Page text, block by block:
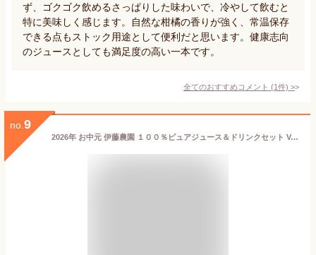
ず、ゴクゴク飲めるさっぱりした味わいで、冷やして飲むと
特に美味しく感じます。自然な柑橘の香りが強く、常温保存
できる点もストック用途として便利だと思います。健康志向
のジュースとしても満足度の高い一本です。
全てのおすすめコメント (1件) >
no. 9
2026年 お中元 伊藤農園 １００％ピュアジュース＆ドリンクセット V-052 御礼 お返し 上司 暑中見舞い 残暑見舞い 御見舞 御中元 中元 夏ギフト 内祝い ご挨拶 粗品 贈り物 ギフトセット セット商品 贈答品 プレゼント